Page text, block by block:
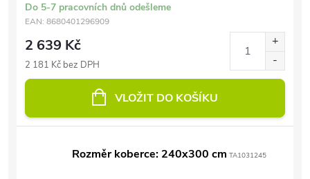
Do 5-7 pracovních dnů odešleme
EAN: 8680401296909
2 639 Kč
2 181 Kč bez DPH
VLOŽIT DO KOŠÍKU
Rozměr koberce: 240x300 cm TA1031245